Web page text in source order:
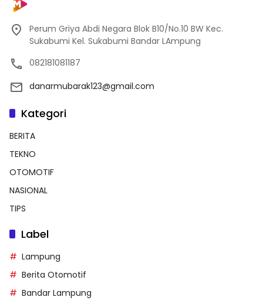
Perum Griya Abdi Negara Blok B10/No.10 BW Kec.
Sukabumi Kel. Sukabumi Bandar LAmpung
082181081187
danarmubarak123@gmail.com
Kategori
BERITA
TEKNO
OTOMOTIF
NASIONAL
TIPS
Label
Lampung
Berita Otomotif
Bandar Lampung